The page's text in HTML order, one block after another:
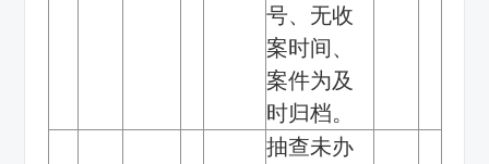
号、无收
案时间、
案件为及
时归档。
抽查未办